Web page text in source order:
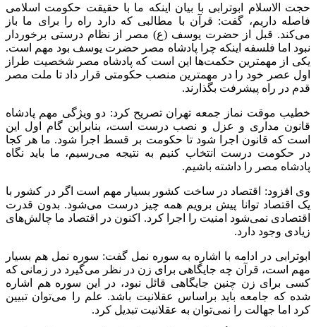
حجت الاسلام ابوترابی با بیان اینکه ما با حقیقت حکومت اسلامی
فاصله داریم، گفت: قرآن با مطالبی که دارد راه را برای ما باز
می‌کند. قبل از حضرت یوسف (ع) مصر از نظام درستی برخوردار
نبود اما فلسفه اینکه چرا پادشاه مصر حضرت یوسف بود مهم است.
یکی از مهمترین حکمت‌ها این است که پادشاه مصر شخصیت طراز
اول عصر خود را در مهمترین منصب حکومتی قرار داد تا ملت مصر
قدم در راه پیشرفت بگذارند.
خطیب موقت نماز جمعه تهران تصریح کرد: دو ویژگی مهم پادشاه
قانون مداری و عزل و نصب درست است، بنابراین گام اول این
است که قانون اجرا شود تا حکومت بر قسط اجرا شود. ما هر کجا
در حکومت درست انتخاب کنیم به نتیجه می‌رسیم، ما باید نگاه
پادشاه مصر را داشته باشیم.
وی افزود: اقتصاد در ساخت کشور بسیار مهم است اگر در کشور با
یک اقتصاد توانا پیش برویم همه چیز درست می‌شود. بدون قدرت
اقتصادی نمی‌شود امنیت را اجرا کرد. اکنون در اقتصاد ما چالش‌های
زیادی وجود دارد.
ابوترابی در ادامه با اشاره به سوره نمل گفت: سوره نمل هم بسیار
مهم است، قرآن چه جایگاهی برای زن در نظر می‌گیرد در زمانی که
کسی برای زن چنین جایگاهی قائل نبود، در این سوره هم اشاره
شده که جامعه باید براساس عقلانیت باشد. علم را می‌توان تبیین
کرد اما جهالت را نمی‌توان به عقلانیت تبدیل کرد.